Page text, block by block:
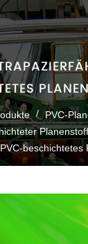
/ PVC-
Planenstoff
beschichtetes